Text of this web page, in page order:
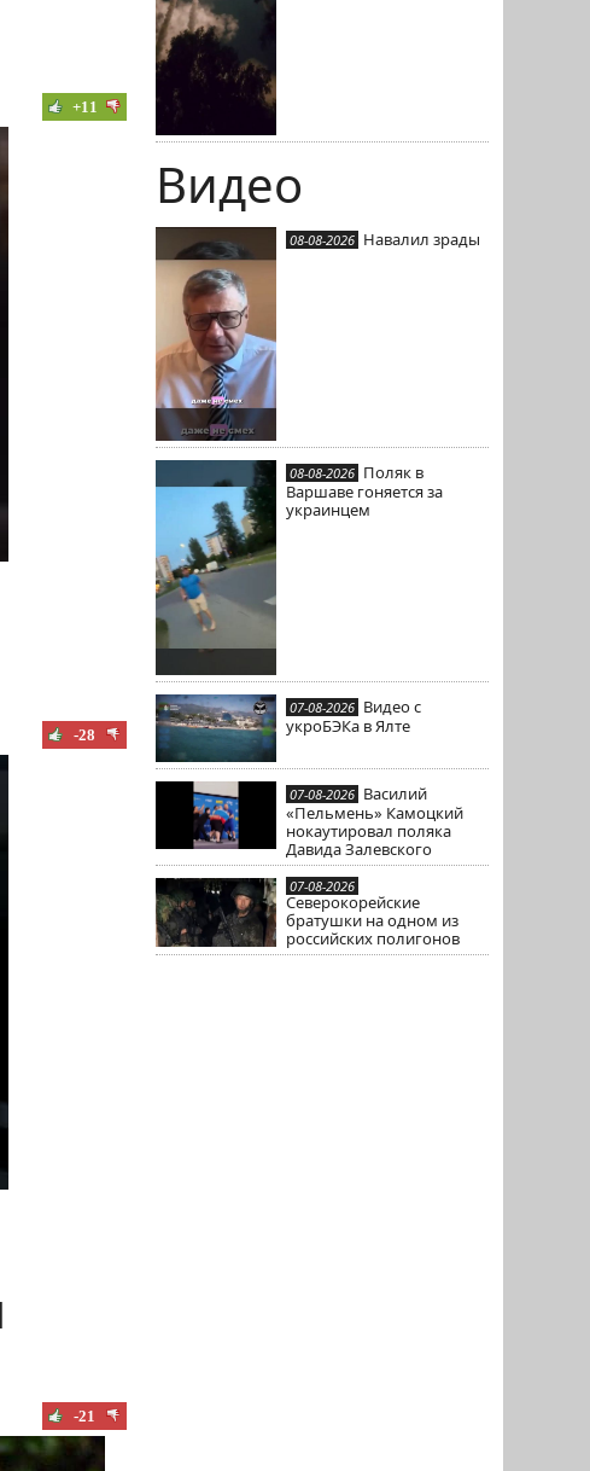
Видео
08-08-2026 Навалил зрады
08-08-2026 Поляк в
Варшаве гоняется за
украинцем
07-08-2026 Видео с
укроБЭКа в Ялте
07-08-2026 Василий
«Пельмень» Камоцкий
нокаутировал поляка
Давида Залевского
07-08-2026
Северокорейские
братушки на одном из
российских полигонов
+11
-28
-21